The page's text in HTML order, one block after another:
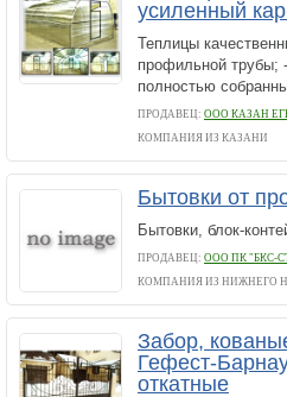
усиленный
Теплицы
профильной трубы;
полностью
ПРОДАВЕЦ: ООО КАЗАН
КОМПАНИЯ ИЗ КАЗАНИ
Бытовки от
Бытовки, блок-
ПРОДАВЕЦ: ООО ПК "БКС-
КОМПАНИЯ ИЗ НИЖНЕГО
Забор,
Гефест-
откатные